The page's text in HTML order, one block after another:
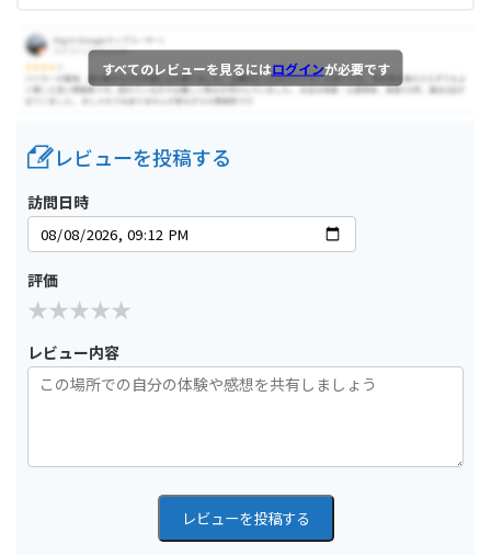
すべてのレビューを見るにはログインが必要です
レビューを投稿する
訪問日時
評価
レビュー内容
レビューを投稿する